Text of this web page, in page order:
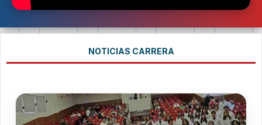
NOTICIAS CARRERA